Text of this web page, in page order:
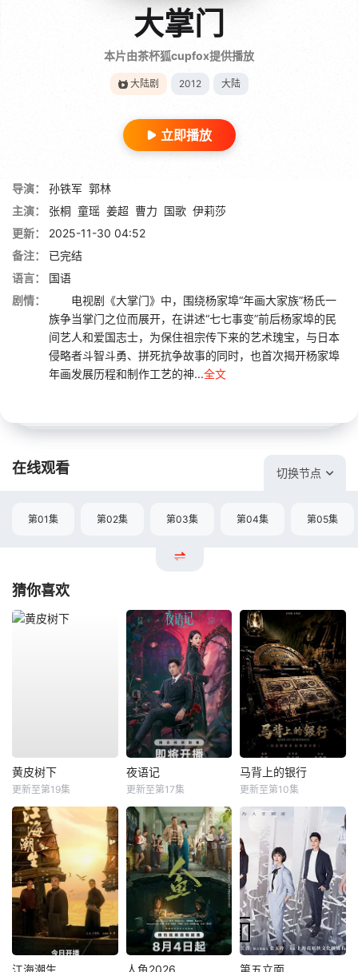
大掌门
本片由茶杯狐cupfox提供播放
大陆剧 2012 大陆
立即播放
导演： 孙铁军 郭林
主演：
张桐 童瑶 姜超 曹力 国歌 伊莉莎
更新：
2025-11-30 04:52
备注：
已完结
语言：
国语
剧情：
电视剧《大掌门》中，围绕杨家埠“年画大家族”杨氏一
族争当掌门之位而展开，在讲述“七七事变”前后杨家埠的民
间艺人和爱国志士，为保住祖宗传下来的艺术瑰宝，与日本
侵略者斗智斗勇、拼死抗争故事的同时，也首次揭开杨家埠
年画发展历程和制作工艺的神...全文
在线观看 切换节点
第01集 第02集 第03集 第04集 第05集
猜你喜欢
黄皮树下
更新至第19集
夜语记
更新至第17集
马背上的银行
更新至第10集
江海潮生 人鱼2026 第五立面